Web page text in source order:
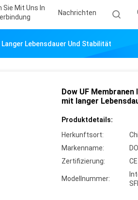
Sie Mit Uns In
Nachrichten
Langer Lebensdauer Und Stabilität
Dow UF Membranen
mit langer
Produktdetails:
Herkunftsort:
Markenname:
Zertifizierung:
CE
Modellnummer: